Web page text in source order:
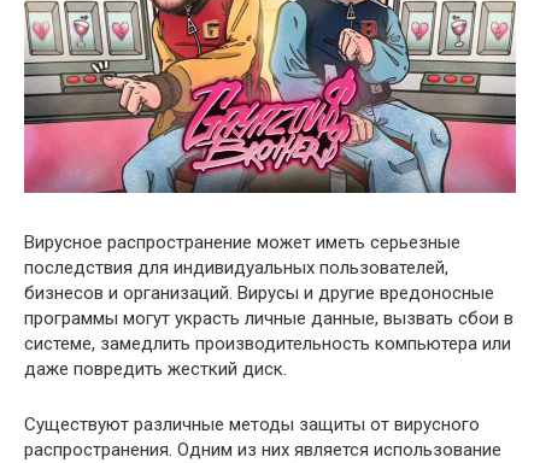
Вирусное распространение может иметь серьезные
последствия для индивидуальных пользователей,
бизнесов и организаций. Вирусы и другие вредоносные
программы могут украсть личные данные, вызвать сбои в
системе, замедлить производительность компьютера или
даже повредить жесткий диск.
Существуют различные методы защиты от вирусного
распространения. Одним из них является использование